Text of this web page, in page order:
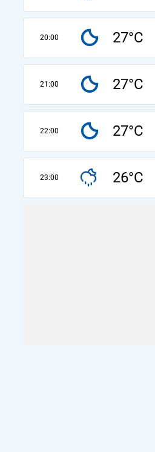
20:00 27°C
21:00 27°C
22:00 27°C
23:00 26°C